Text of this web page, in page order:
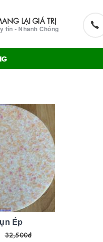
LẠI GIÁ TRỊ
tín - Nhanh Chóng
Ép
32,500đ